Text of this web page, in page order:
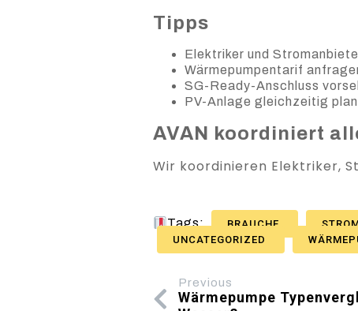
Tipps
Elektriker und
Wärmepumpentarif
SG-Ready-Anschluss
PV-Anlage gleichzeitig
AVAN koordiniert
Wir koordinieren Elektriker,
Tags: BRAUCHE
UNCATEGORIZED
Previous
Wärmepumpe